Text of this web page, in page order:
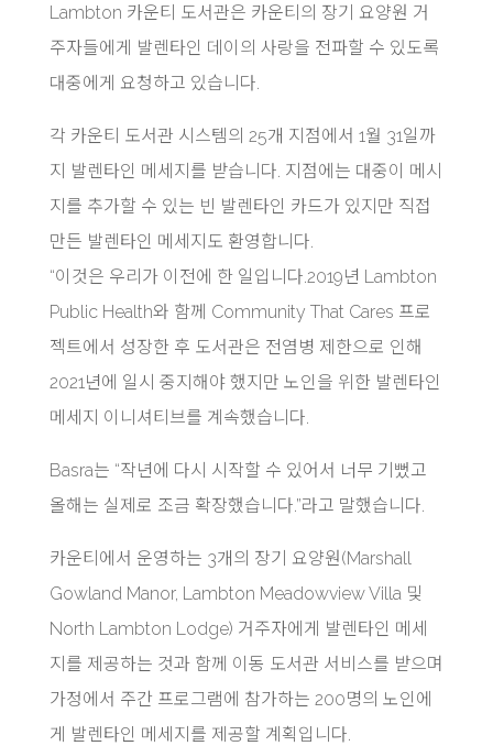
Lambton 카운티 도서관은 카운티의 장기 요양원 거
주자들에게 발렌타인 데이의 사랑을 전파할 수 있도록
대중에게 요청하고 있습니다.
각 카운티 도서관 시스템의 25개 지점에서 1월 31일까
지 발렌타인 메세지를 받습니다. 지점에는 대중이 메시
지를 추가할 수 있는 빈 발렌타인 카드가 있지만 직접
만든 발렌타인 메세지도 환영합니다.
“이것은 우리가 이전에 한 일입니다.2019년 Lambton
Public Health와 함께 Community That Cares 프로
젝트에서 성장한 후 도서관은 전염병 제한으로 인해
2021년에 일시 중지해야 했지만 노인을 위한 발렌타인
메세지 이니셔티브를 계속했습니다.
Basra는 “작년에 다시 시작할 수 있어서 너무 기뻤고
올해는 실제로 조금 확장했습니다.”라고 말했습니다.
카운티에서 운영하는 3개의 장기 요양원(Marshall
Gowland Manor, Lambton Meadowview Villa 및
North Lambton Lodge) 거주자에게 발렌타인 메세
지를 제공하는 것과 함께 이동 도서관 서비스를 받으며
가정에서 주간 프로그램에 참가하는 200명의 노인에
게 발렌타인 메세지를 제공할 계획입니다.